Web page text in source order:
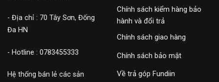
- Địa chỉ : 70 Tây Sơn, Đống
Đa HN
- Hotline : 0783455333
Hệ thống bán lẻ các sản
Chính sách kiểm hàng bảo
hành và đổi trả
Chính sách giao hàng
Chính sách bảo mật
Về trả góp Fundiin